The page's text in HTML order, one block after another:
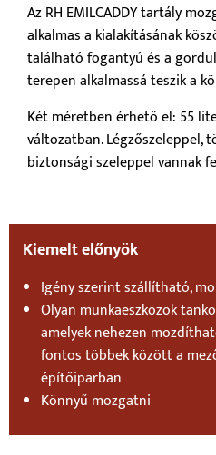
Az RH EMILCADDY tartály
alkalmas a kialakításának
található fogantyú és a
terepen alkalmassá teszik a
Két méretben érhető el: 55
változatban. Légzőszeleppel,
biztonsági szeleppel vannak
Kiemelt előnyök
Igény szerint szállítható,
Olyan munkaeszközök
amelyek nehezen
fontos többek között a
építőiparban
Könnyű mozgatni